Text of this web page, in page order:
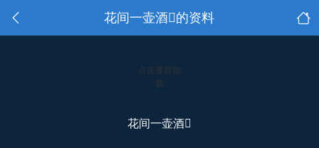
花间一壶酒的资料
点击重新加
载
花间一壶酒